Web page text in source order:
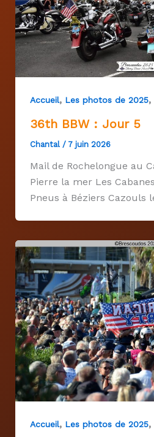
Accueil, Les photos de 2025,
36th BBW : Jour 5
Chantal / 7 juin 2026
Mail de Rochelongue au
Pierre la mer Les
Pneus à Béziers Cazouls
Accueil, Les photos de 2025,